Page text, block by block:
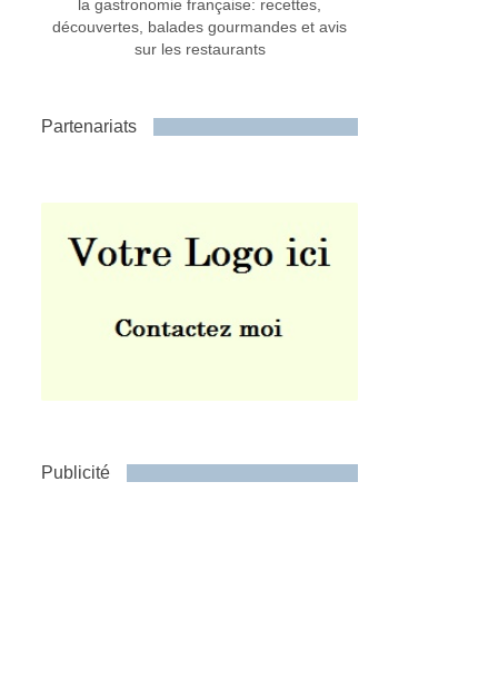
la gastronomie française: recettes,
découvertes, balades gourmandes et avis
sur les restaurants
Partenariats
Publicité